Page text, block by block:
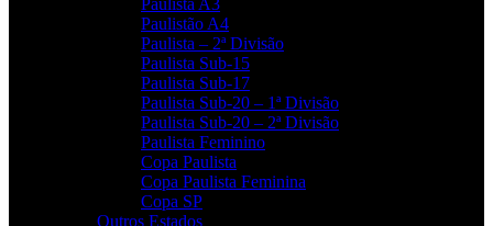
Paulistão A4
Paulista – 2ª Divisão
Paulista Sub-15
Paulista Sub-17
Paulista Sub-20 – 1ª Divisão
Paulista Sub-20 – 2ª Divisão
Paulista Feminino
Copa Paulista
Copa Paulista Feminina
Copa SP
Outros Estados